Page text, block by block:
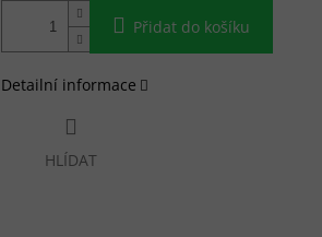
Přidat do košíku
Detailní informace
HLÍDAT